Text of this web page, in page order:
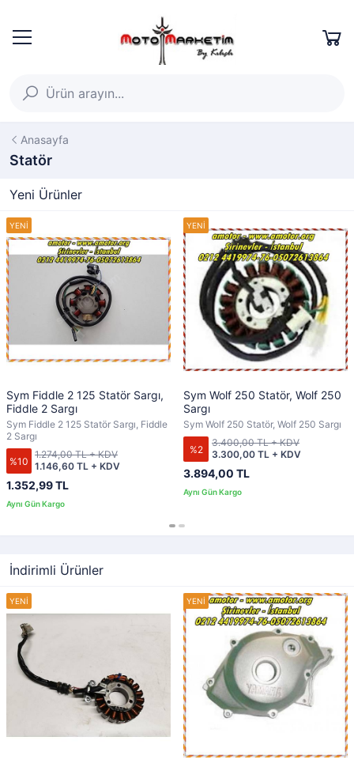
Anasayfa
Statör
Yeni Ürünler
Sym Fiddle 2 125 Statör Sargı,
Fiddle 2 Sargı
Sym Fiddle 2 125 Statör Sargı, Fiddle
2 Sargı
%10
1.352,99 TL
1.146,60 TL + KDV
1.274,00 TL + KDV
Sym Wolf 250 Statör, Wolf 250
Sargı
Sym Wolf 250 Statör, Wolf 250 Sargı
%2
3.894,00 TL
3.300,00 TL + KDV
3.400,00 TL + KDV
İndirimli Ürünler